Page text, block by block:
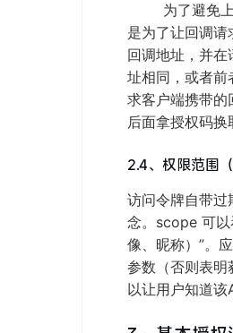
为了避免上述
是为了让回调
回调地址，并
址相同，或者前
求客户端携带的
后面拿授权码
2.4、权限范围
访问令牌自带
念。scope 可以
像、昵称）”。
参数（否则表明
以让用户知道